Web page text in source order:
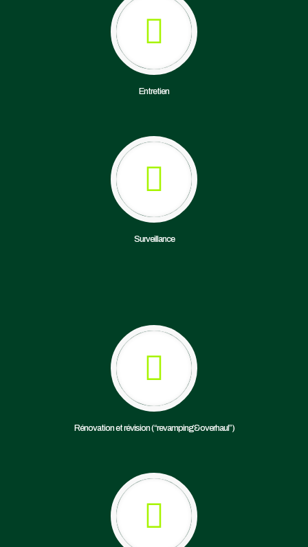
Entretien
Surveillance
Rénovation et révision (“revamping&overhaul”)